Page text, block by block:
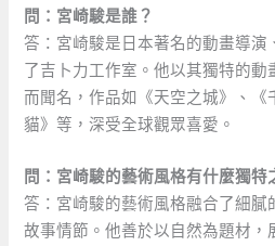
問：宮崎駿是誰？
答：宮崎駿是日本著名的動畫導演
了吉卜力工作室。他以其獨特的動
而聞名，作品如《天空之城》、《
貓》等，深受全球觀眾喜愛。
問：宮崎駿的藝術風格有什麼獨特
答：宮崎駿的藝術風格融合了細膩
故事情節。他善於以自然為題材，